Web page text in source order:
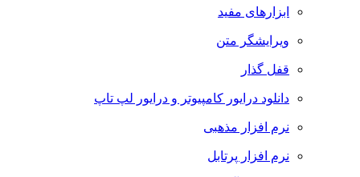
ابزارهای مفید
ویرایشگر متن
قفل گذار
دانلود درایور کامپیوتر و درایور لپ تاپ
نرم افزار مذهبی
نرم افزار پرتابل